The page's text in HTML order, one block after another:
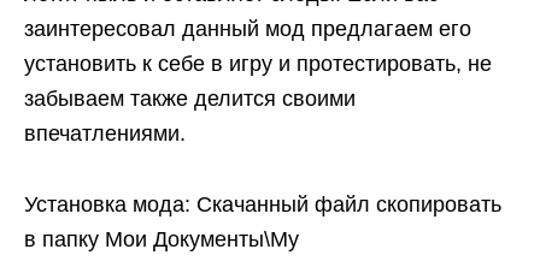
заинтересовал данный мод предлагаем его
установить к себе в игру и протестировать, не
забываем также делится своими
впечатлениями.
Установка мода: Скачанный файл скопировать
в папку Мои Документы\My